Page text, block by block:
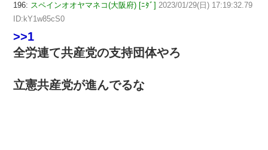
196: スペインオオヤマネコ(大阪府) [ﾆﾀﾞ] 2023/01/29(日) 17:19:32.79
ID:kY1w85cS0
>>1
全労連て共産党の支持団体やろ
立憲共産党が進んでるな